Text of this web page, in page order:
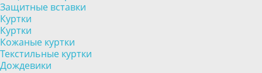
Защитные вставки
Куртки
Куртки
Кожаные куртки
Текстильные куртки
Дождевики